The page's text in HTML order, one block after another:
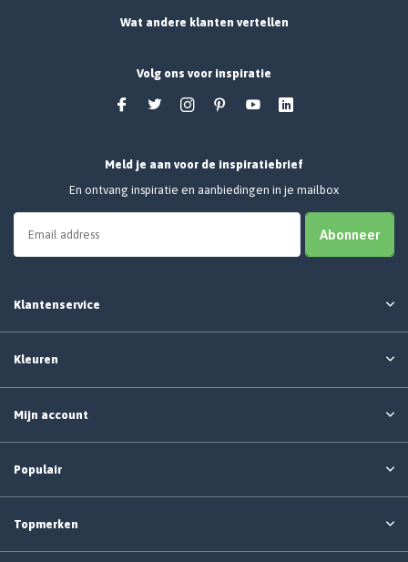
Wat andere klanten vertellen
Volg ons voor inspiratie
Meld je aan voor de inspiratiebrief
En ontvang inspiratie en aanbiedingen in je mailbox
Abonneer
Klantenservice
Kleuren
Mijn account
Populair
Topmerken